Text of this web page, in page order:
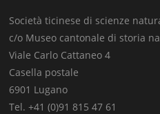
Società ticinese di scienze
c/o Museo cantonale di storia
Viale Carlo Cattaneo 4
Casella postale
6901 Lugano
Tel. +41 (0)91 815 47 61